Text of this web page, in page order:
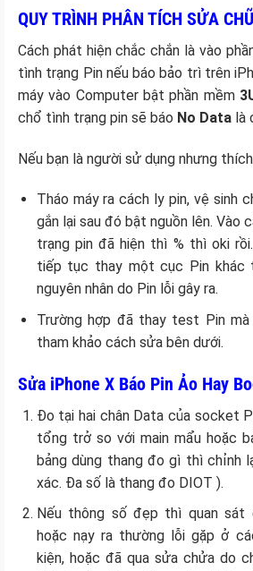
QUY TRÌNH PHÂN TÍCH SỬA
Cách phát hiện chắc chắn là vào
tình trạng Pin nếu báo bảo trì trên
máy vào Computer bật phần mềm
chổ tình trạng pin sẽ báo No Data là
Nếu bạn là người sử dụng nhưng
Tháo máy ra cách ly pin, vệ sinh
gắn lại sau đó bật nguồn lên. Vào
trạng pin đã hiện thì % thì oki
tiếp tục thay một cục Pin
nguyên nhân do Pin lỗi gây ra.
Trường hợp đã thay test Pin
tham khảo cách sửa bên dưới.
Sửa iPhone X Báo Pin Ảo Hay
Đo tại hai chân Data của socket
tổng trở so với main mẩu hoặc
bảng dùng thang đo gì thì chỉnh
xác. Đa số là thang đo DIOT ).
Nếu thông số đẹp thì quan sát
hoặc nạy ra thường lỗi gặp ở
kiện, hoặc đã qua sửa chửa do